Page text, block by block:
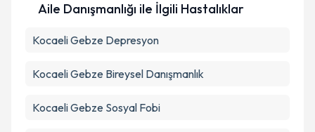
Aile Danışmanlığı ile İlgili Hastalıklar
Kocaeli Gebze Depresyon
Kocaeli Gebze Bireysel Danışmanlık
Kocaeli Gebze Sosyal Fobi